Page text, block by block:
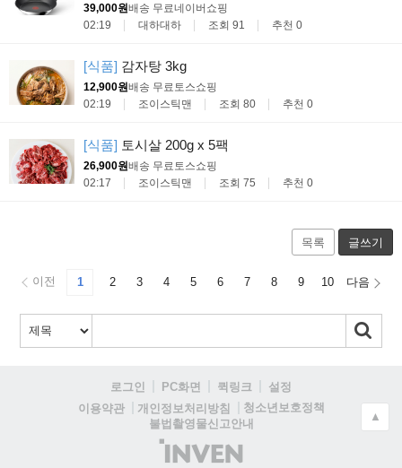
39,000원배송 무료네이버쇼핑
02:19
대하대하 조회 91 추천 0
[식품] 감자탕 3kg
12,900원배송 무료 토스쇼핑
02:19
조이스틱맨 조회 80 추천 0
[식품] 토시살 200g x 5팩
26,900원배송 무료 토스쇼핑
02:17
조이스틱맨 조회 75 추천 0
목록 글쓰기
이전 1 2 3 4 5 6 7 8 9 10 다음
로그인 PC화면 퀵링크
설정
이용약관
개인정보처리방침
청소년보호정책
불법촬영물신고안내
(주)
인
▲